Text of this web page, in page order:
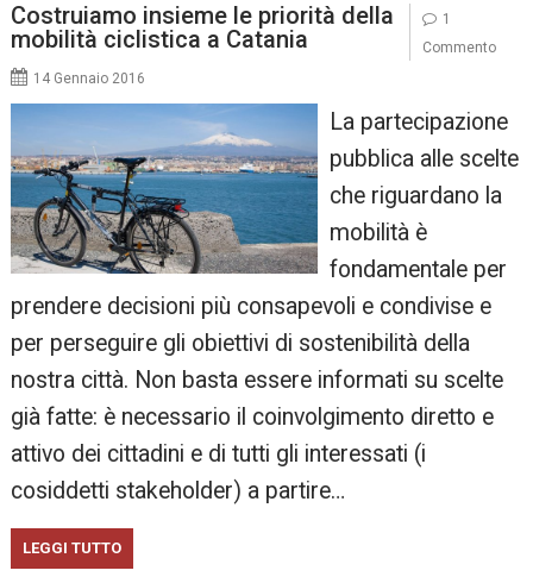
Costruiamo insieme le priorità della
mobilità ciclistica a Catania
14 Gennaio 2016
La partecipazione
pubblica alle scelte
che riguardano la
mobilità è
fondamentale per
prendere decisioni più consapevoli e condivise e
per perseguire gli obiettivi di sostenibilità della
nostra città. Non basta essere informati su scelte
già fatte: è necessario il coinvolgimento diretto e
attivo dei cittadini e di tutti gli interessati (i
cosiddetti stakeholder) a partire…
LEGGI TUTTO
1
Commento